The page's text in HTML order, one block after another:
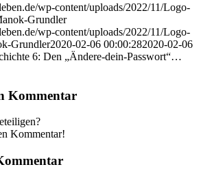
wp-content/uploads/2022/11/Logo-
Grundler
wp-content/uploads/2022/11/Logo-
Grundler2020-02-06 00:00:282020-02-06
6: Den „Ändere-dein-Passwort“…
Kommentar
Kommentar!